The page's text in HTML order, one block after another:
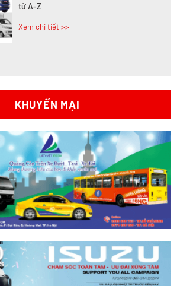
từ A-Z
Xem chi tiết >>
Xem chi tiết >>
So sánh xe tải SRM T35 và SRM T50: Nên
nâng tải hay tiết kiệm?
Xem chi tiết >>
So sánh xe tải SRM T35 và SRM K990:
Khác biệt gì và chọn sao cho đúng?
Xem chi tiết >>
So sánh xe tải SRM T35 và Tera 100s:
KHUYẾN MẠI